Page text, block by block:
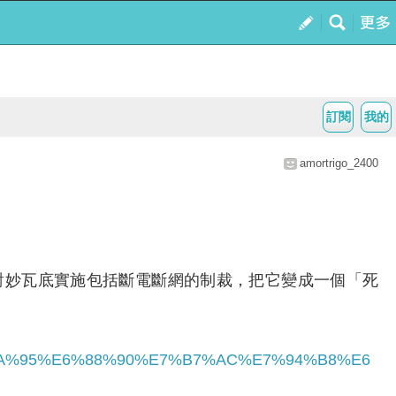
我的
訂閱
amortrigo_2400
瓦底實施包括斷電斷網的制裁，把它變成一個「死